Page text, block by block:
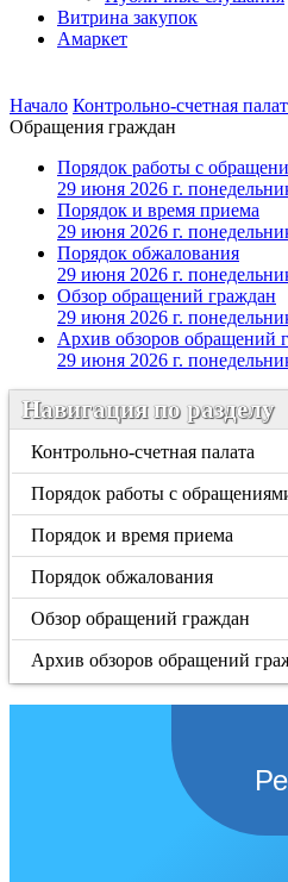
Витрина закупок
Амаркет
Начало Контрольно-счетная
Обращения граждан
Порядок работы с
29 июня 2026 г.
Порядок и время приема
29 июня 2026 г.
Порядок обжалования
29 июня 2026 г.
Обзор обращений граждан
29 июня 2026 г.
Архив обзоров обращений
29 июня 2026 г.
Навигация по разделу
Контрольно-счетная палата
Порядок работы с
Порядок и время приема
Порядок обжалования
Обзор обращений граждан
Архив обзоров обращений